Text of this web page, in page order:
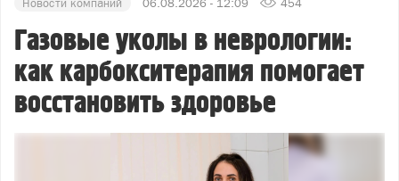
Новости компаний 06.08.2026 - 12:09 454
Газовые уколы в неврологии:
как карбокситерапия помогает
восстановить здоровье